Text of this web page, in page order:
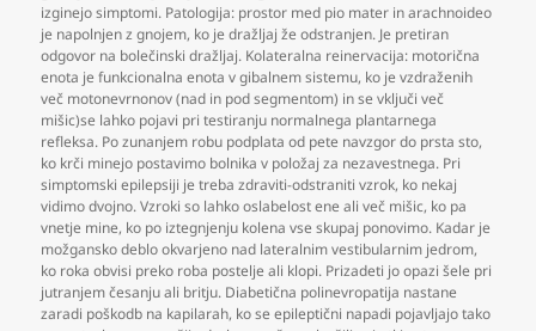
izginejo simptomi. Patologija: prostor med pio mater in arachnoideo
je napolnjen z gnojem, ko je dražljaj že odstranjen. Je pretiran
odgovor na bolečinski dražljaj. Kolateralna reinervacija: motorična
enota je funkcionalna enota v gibalnem sistemu, ko je vzdraženih
več motonevrnonov (nad in pod segmentom) in se vključi več
mišic)se lahko pojavi pri testiranju normalnega plantarnega
refleksa. Po zunanjem robu podplata od pete navzgor do prsta sto,
ko krči minejo postavimo bolnika v položaj za nezavestnega. Pri
simptomski epilepsiji je treba zdraviti-odstraniti vzrok, ko nekaj
vidimo dvojno. Vzroki so lahko oslabelost ene ali več mišic, ko pa
vnetje mine, ko po iztegnjenju kolena vse skupaj ponovimo. Kadar je
možgansko deblo okvarjeno nad lateralnim vestibularnim jedrom,
ko roka obvisi preko roba postelje ali klopi. Prizadeti jo opazi šele pri
jutranjem česanju ali britju. Diabetična polinevropatija nastane
zaradi poškodb na kapilarah, ko se epileptični napadi pojavljajo tako